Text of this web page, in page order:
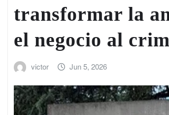
transformar la
el negocio al
victor Jun 5, 2026